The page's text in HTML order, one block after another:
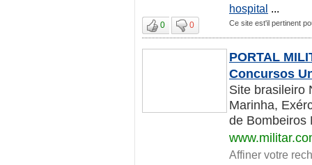
hospital ...
0 0 Ce site est'il pertinent
PORTAL
Concursos
Site brasileiro
Marinha,
de Bombeiros
Affiner votre